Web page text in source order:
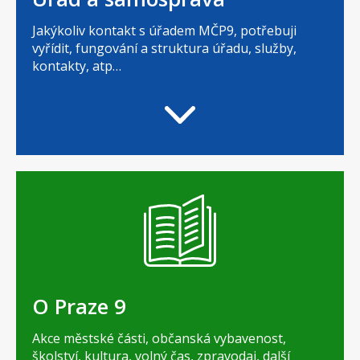
Jakýkoliv kontakt s úřadem MČP9, potřebuji
vyřídit, fungování a struktura úřadu, služby,
kontakty, atp…
O Praze 9
Akce městské části, občanská vybavenost,
školství, kultura, volný čas, zpravodaj, další